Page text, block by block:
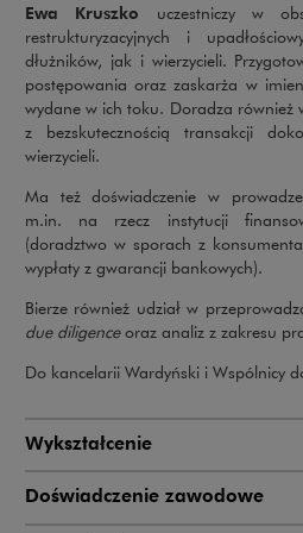
Ewa Kruszko uczestniczy w
restrukturyzacyjnych i
dłużników, jak i wierzycieli.
postępowania oraz zaskarża w
wydane w ich toku. Doradza również
z bezskutecznością transakcji
wierzycieli.
Ma też doświadczenie w
m.in. na rzecz instytucji
(doradztwo w sporach z
wypłaty z gwarancji bankowych).
Bierze również udział w
due diligenceoraz analiz z zakresu
Do kancelarii Wardyński i Wspólnicy
Wykształcenie
Doświadczenie zawodowe